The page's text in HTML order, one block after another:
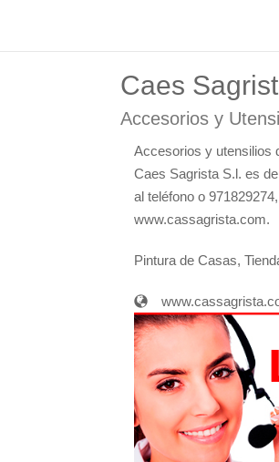
Caes
Accesorios y
Accesorios y utensilios
Caes Sagrista S.l. es
al teléfono o
www.cassagrista.com.
Pintura de Casas,